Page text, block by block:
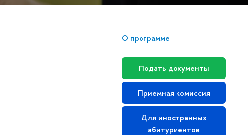
О программе
Подать документы
Приемная комиссия
Для иностранных
абитуриентов